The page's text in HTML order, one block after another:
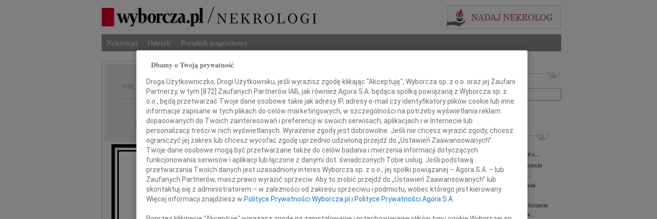
Nekrologi Odeszli Poradnik pogrzebowy
IMIĘ I NAZWISKO: Antoni Rudziecki
REGION: Szczecin
DATA EMISJI: 09.01.2014
Z głębokim żalem zawiadamiamy,
że dnia 5 stycznia 2014 roku odszedł od nas
ukochany Mąż, Ojciec, Dziadek i Pradziadek
Imię i nazwisko lub numer ogłoszenia:
+ szukanie zaawansowane
INNE NEKROLOGI
Bogusław Wierzbicki 03.08.2026
Z żalem zawiadamiamy, że w dniu 25.07.2026 r....
Mirosława Włodarczak-Siuda
Szczecin
Z głębokim żalem zawiadamiamy, że dnia 26...
Stanisław Strabel
wiek: 90
Szczecin
"Kto w sercach bliskich żyje, nie umiera"...
Maria Nekanda-Trepka
Szczecin
Dnia 26 kwietnia 2026 roku odeszła do nas w...
Dbamy o Twoją prywatność
Droga Użytkowniczko, Drogi Użytkowniku, jeśli wyrazisz zgodę klikając "Akceptuję", Wyborcza sp. z o.o. oraz jej Zaufani
Partnerzy, w tym [872] Zaufanych Partnerów IAB, jak również Agora S.A. będąca spółką powiązaną z Wyborcza sp. z
o.o., będą przetwarzać Twoje dane osobowe takie jak adresy IP, adresy e-mail czy identyfikatory plików cookie lub inne
informacje zapisane w tych plikach do celów marketingowych, w szczególności na potrzeby wyświetlania reklam
dopasowanych do Twoich zainteresowań i preferencji w swoich serwisach, aplikacjach i w Internecie lub
personalizacji treści w nich wyświetlanych. Wyrażenie zgody jest dobrowolne. Jeśli nie chcesz wyrazić zgody, chcesz
ograniczyć jej zakres lub chcesz wycofać zgodę uprzednio udzieloną przejdź do „Ustawień Zaawansowanych”.
Twoje dane osobowe mogą być przetwarzane także do celów badania i mierzenia informacji dotyczących
funkcjonowania serwisów i aplikacji lub łączone z danymi dot. świadczonych Tobie usług. Jeśli podstawą
przetwarzania Twoich danych jest uzasadniony interes Wyborcza sp. z o.o., jej spółki powiązanej – Agora S.A. – lub
Zaufanych Partnerów, masz prawo wyrazić sprzeciw. Aby to zrobić przejdź do „Ustawień Zaawansowanych” lub
skontaktuj się z administratorem – w zależności od zakresu sprzeciwu i podmiotu, wobec którego jest kierowany.
Więcej informacji znajdziesz w Polityce Prywatności Wyborcza.pl i Polityce Prywatności Agora S.A.